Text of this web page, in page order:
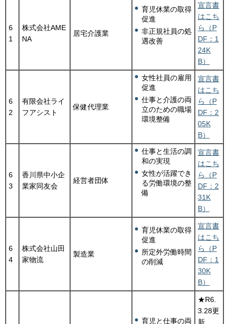
6
1
株式会社AME
NA
居宅介護業
育児休業の取得
促進
非正規社員の処
遇改善
宣言書
はこち
ら（P
DF：1
24K
B）
6
2
有限会社ライ
フアシスト
保健代理業
女性社員の雇用
促進
仕事と介護の両
立のための職場
環境整備
宣言書
はこち
ら（P
DF：2
05K
B）
6
3
香川県中小企
業家同友会
経営者団体
仕事と生活の調
和の実現
女性が活躍でき
る労働環境の整
備
宣言書
はこち
ら（P
DF：2
31K
B）
6
4
株式会社山田
家物流
製造業
育児休業の取得
促進
所定外労働時間
の削減
宣言書
はこち
ら（P
DF：1
30K
B）
育児と仕事の両
★R6.
3.28更
新